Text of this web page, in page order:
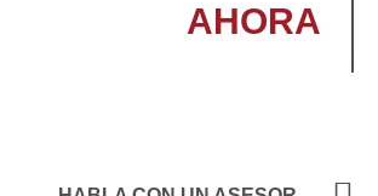
AHORA